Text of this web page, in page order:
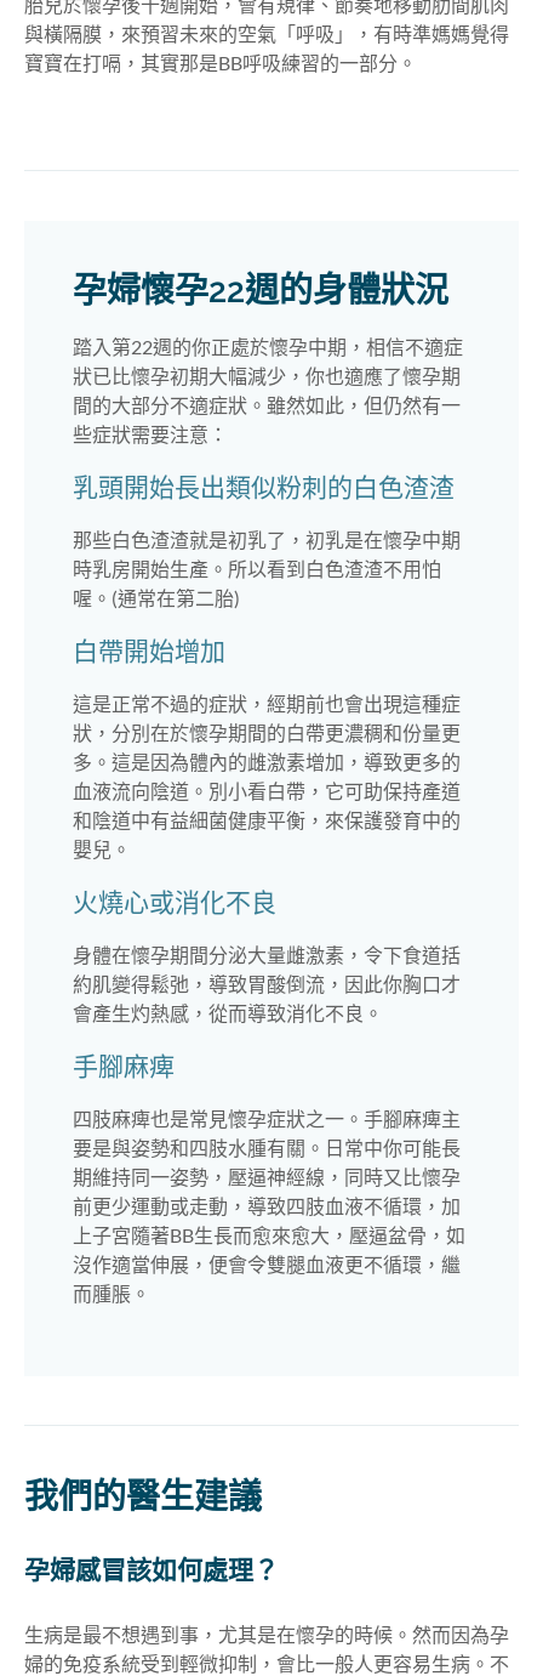
與橫隔膜，來預習未來的空氣「呼吸」，有時準媽媽覺得
寶寶在打嗝，其實那是BB呼吸練習的一部分。
孕婦懷孕22週的身體狀況
踏入第22週的你正處於懷孕中期，相信不適症
狀已比懷孕初期大幅減少，你也適應了懷孕期
間的大部分不適症狀。雖然如此，但仍然有一
些症狀需要注意：
乳頭開始長出類似粉刺的白色渣渣
那些白色渣渣就是初乳了，初乳是在懷孕中期
時乳房開始生產。所以看到白色渣渣不用怕
喔。(通常在第二胎)
白帶開始增加
這是正常不過的症狀，經期前也會出現這種症
狀，分別在於懷孕期間的白帶更濃稠和份量更
多。這是因為體內的雌激素增加，導致更多的
血液流向陰道。別小看白帶，它可助保持產道
和陰道中有益細菌健康平衡，來保護發育中的
嬰兒。
火燒心或消化不良
身體在懷孕期間分泌大量雌激素，令下食道括
約肌變得鬆弛，導致胃酸倒流，因此你胸口才
會產生灼熱感，從而導致消化不良。
手腳麻痺
四肢麻痺也是常見懷孕症狀之一。手腳麻痺主
要是與姿勢和四肢水腫有關。日常中你可能長
期維持同一姿勢，壓逼神經線，同時又比懷孕
前更少運動或走動，導致四肢血液不循環，加
上子宮隨著BB生長而愈來愈大，壓逼盆骨，如
沒作適當伸展，便會令雙腿血液更不循環，繼
而腫脹。
我們的醫生建議
孕婦感冒該如何處理？
生病是最不想遇到事，尤其是在懷孕的時候。然而因為孕
婦的免疫系統受到輕微抑制，會比一般人更容易生病。不